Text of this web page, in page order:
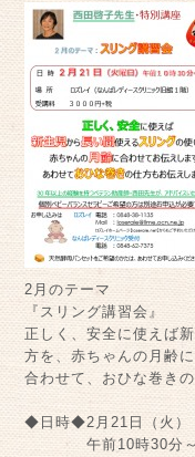
2月のテーマ
『スリング講習会』
正しく、安全に使えば
方を、赤ちゃんの月齢
合わせて、おひな巻き
◆日時◆2月21日（火）
午前10時30分～